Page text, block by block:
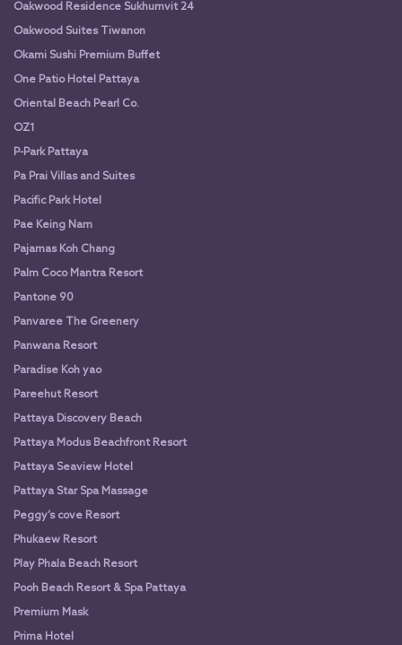
Oakwood Residence Sukhumvit 24
Oakwood Suites Tiwanon
Okami Sushi Premium Buffet
One Patio Hotel Pattaya
Oriental Beach Pearl Co.
OZ1
P-Park Pattaya
Pa Prai Villas and Suites
Pacific Park Hotel
Pae Keing Nam
Pajamas Koh Chang
Palm Coco Mantra Resort
Pantone 90
Panvaree The Greenery
Panwana Resort
Paradise Koh yao
Pareehut Resort
Pattaya Discovery Beach
Pattaya Modus Beachfront Resort
Pattaya Seaview Hotel
Pattaya Star Spa Massage
Peggy’s cove Resort
Phukaew Resort
Play Phala Beach Resort
Pooh Beach Resort & Spa Pattaya
Premium Mask
Prima Hotel